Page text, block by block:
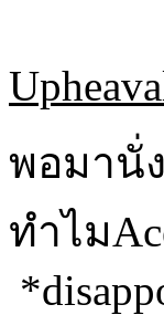
พอมานั่
ทำไม